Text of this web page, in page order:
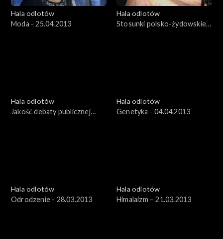
Hala odlotów
Moda - 25.04.2013
Hala odlotów
Stosunki polsko-żydowskie,
Hala odlotów
Jakość debaty publicznej
Hala odlotów
Genetyka - 04.04.2013
Hala odlotów
Odrodzenie - 28.03.2013
Hala odlotów
Himalaizm – 21.03.2013